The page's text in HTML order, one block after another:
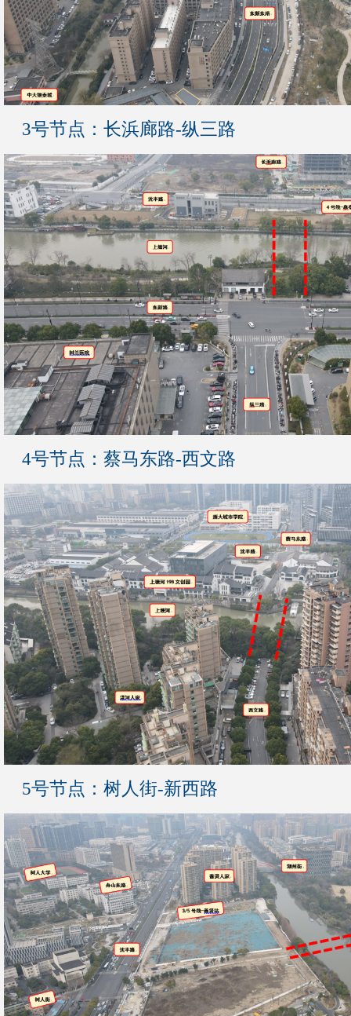
3号节点：长浜廊路-纵三路
4号节点：蔡马东路-西文路
5号节点：树人街-新西路